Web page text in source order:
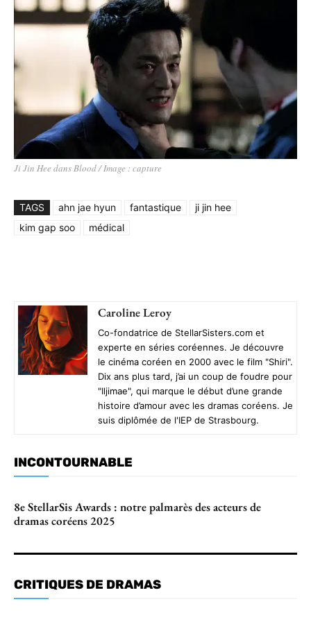
Ji Jin Hee dans Blood / Image : capture
TAGS ahn jae hyun fantastique
ji jin hee
kim gap soo
médical
Caroline Leroy
Co-fondatrice de StellarSisters.com et
experte en séries coréennes. Je découvre
le cinéma coréen en 2000 avec le film "Shiri".
Dix ans plus tard, j’ai un coup de foudre pour
"Iljimae", qui marque le début d’une grande
histoire d’amour avec les dramas coréens. Je
suis diplômée de l'IEP de Strasbourg.
INCONTOURNABLE
8e StellarSis Awards : notre palmarès des acteurs de
dramas coréens 2025
CRITIQUES DE DRAMAS